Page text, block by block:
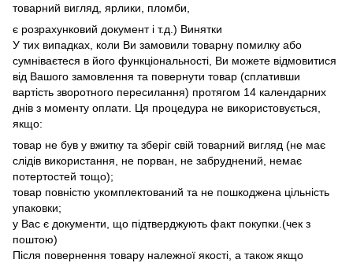
товарний вигляд, ярлики, пломби,
є розрахунковий документ і т.д.) Винятки
У тих випадках, коли Ви замовили товарну помилку або
сумніваєтеся в його функціональності, Ви можете відмовитися
від Вашого замовлення та повернути товар (сплативши
вартість зворотного пересилання) протягом 14 календарних
днів з моменту оплати. Ця процедура не використовується,
якщо:
товар не був у вжитку та зберіг свій товарний вигляд (не має
слідів використання, не порван, не забруднений, немає
потертостей тощо);
товар повністю укомплектований та не пошкоджена цільність
упаковки;
у Вас є документи, що підтверджують факт покупки.(чек з
поштою)
Після повернення товару належної якості, а також якщо